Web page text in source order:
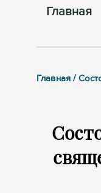
Главная
Главная /